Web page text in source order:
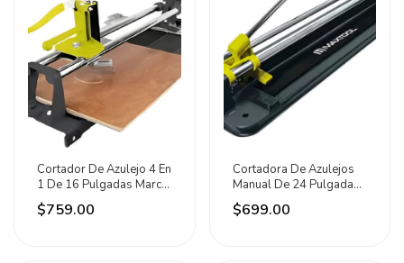
Cortador De Azulejo 4 En
1 De 16 Pulgadas Marca
Maxtool
$759.00
Cortadora De Azulejos
Manual De 24 Pulgadas
Marca Maxtool
$699.00